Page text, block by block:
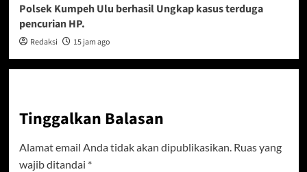
Polsek Kumpeh Ulu berhasil Ungkap kasus terduga
pencurian HP.
Redaksi 15 jam ago
Tinggalkan Balasan
Alamat email Anda tidak akan dipublikasikan. Ruas yang
wajib ditandai *